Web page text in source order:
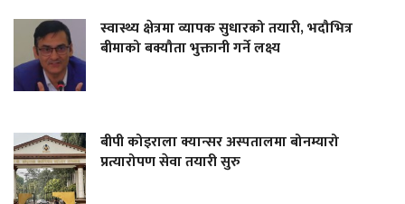
स्वास्थ्य क्षेत्रमा व्यापक सुधारको तयारी, भदौभित्र
बीमाको बक्यौता भुक्तानी गर्ने लक्ष्य
बीपी कोइराला क्यान्सर अस्पतालमा बोनम्यारो
प्रत्यारोपण सेवा तयारी सुरु